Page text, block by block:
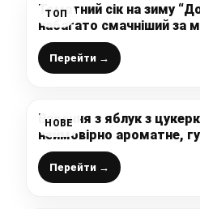
ТОП
Томатний сік на зиму
набагато смачніший за
Простий рецепт
Перейти →
НОВЕ
Варення з яблук з
неймовірно ароматне,
смачненьке, можу
рецептик і Вам!
Перейти →